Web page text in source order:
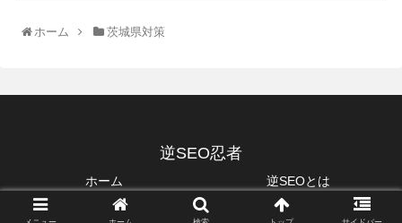
ホーム 茨城県対策
逆SEO忍者
ホーム
逆SEOとは
自分で逆SEOの方法
逆SEO料金13社